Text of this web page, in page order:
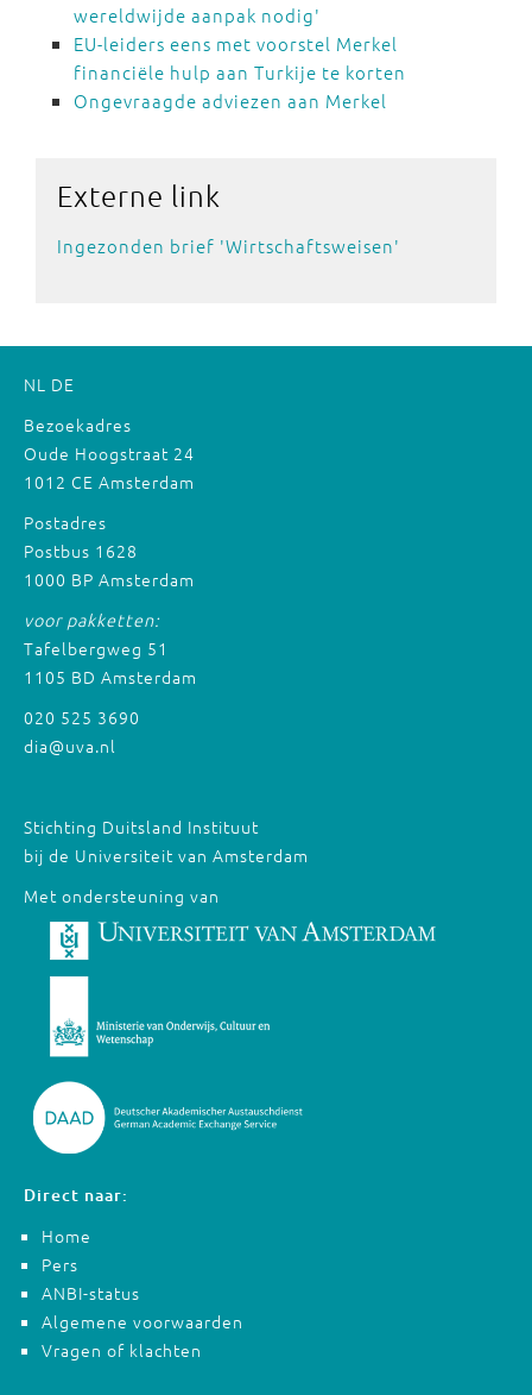
wereldwijde aanpak nodig'
EU-leiders eens met voorstel Merkel
financiële hulp aan Turkije te korten
Ongevraagde adviezen aan Merkel
Externe link
Ingezonden brief 'Wirtschaftsweisen'
NL DE
Bezoekadres
Oude Hoogstraat 24
1012 CE Amsterdam
Postadres
Postbus 1628
1000 BP Amsterdam
voor pakketten:
Tafelbergweg 51
1105 BD Amsterdam
020 525 3690
dia@uva.nl
Stichting Duitsland Instituut
bij de Universiteit van Amsterdam
Met ondersteuning van
Direct naar:
Home
Pers
ANBI-status
Algemene voorwaarden
Vragen of klachten